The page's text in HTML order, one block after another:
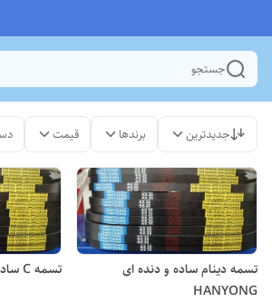
جستجو
جدیدترین برندها قیمت
تسمه دینام ساده و دنده ای
HANYONG
تسمه C ساده HANYONG